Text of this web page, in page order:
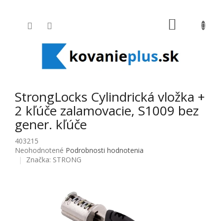
StrongLocks Cylindrická vložka +
2 kľúče zalamovacie, S1009 bez
gener. kľúče
403215
Priemerné hodnotenie produktu je 0,0 z 5 hviezdičiek.
Neohodnotené Podrobnosti hodnotenia
Značka: STRONG